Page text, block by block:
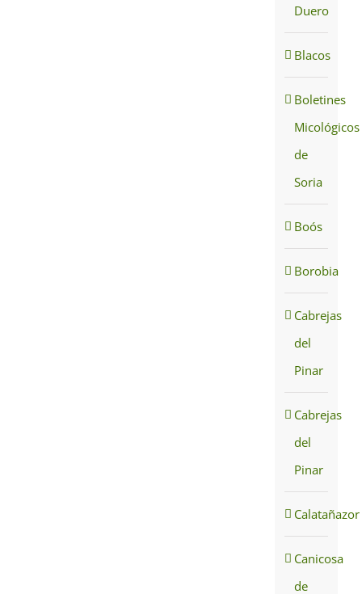
Duero
Blacos
Boletines
Micológicos
de
Soria
Boós
Borobia
Cabrejas
del
Pinar
Cabrejas
del
Pinar
Calatañazor
Canicosa
de